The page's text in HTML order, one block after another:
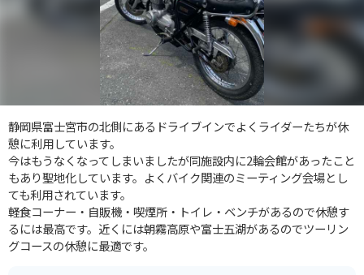
静岡県富士宮市の北側にあるドライブインでよくライダーたちが休
憩に利用しています。
今はもうなくなってしまいましたが同施設内に2輪会館があったこと
もあり聖地化しています。よくバイク関連のミーティング会場とし
ても利用されています。
軽食コーナー・自販機・喫煙所・トイレ・ベンチがあるので休憩す
るには最高です。近くには朝霧高原や富士五湖があるのでツーリン
グコースの休憩に最適です。